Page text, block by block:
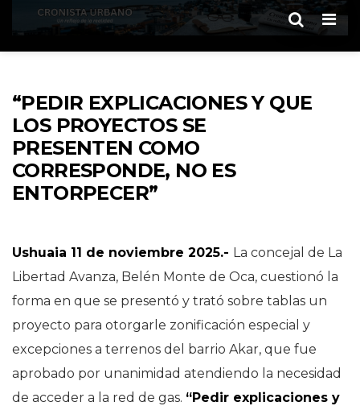
“PEDIR EXPLICACIONES Y QUE
LOS PROYECTOS SE
PRESENTEN COMO
CORRESPONDE, NO ES
ENTORPECER”
Ushuaia 11 de noviembre 2025.- La concejal de La
Libertad Avanza, Belén Monte de Oca, cuestionó la
forma en que se presentó y trató sobre tablas un
proyecto para otorgarle zonificación especial y
excepciones a terrenos del barrio Akar, que fue
aprobado por unanimidad atendiendo la necesidad
de acceder a la red de gas. “Pedir explicaciones y